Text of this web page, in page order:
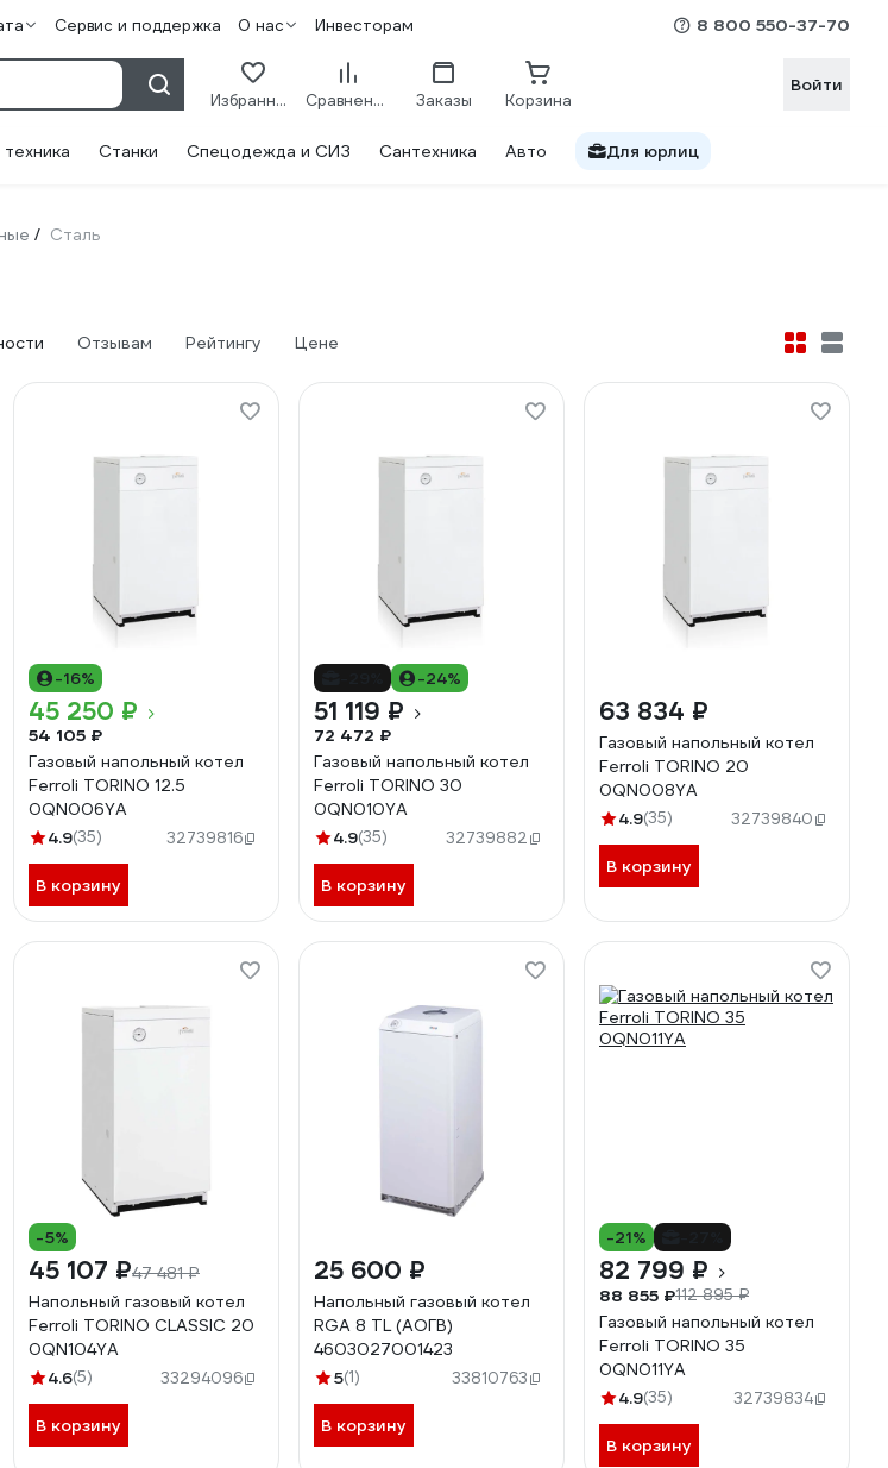
Сервис и поддержка О нас Инвесторам 8 800 550-37-70
Избранное Сравнение Заказы Корзина
Войти
Станки Спецодежда и СИЗ Сантехника Авто Для юрлиц
/ Сталь
Отзывам Рейтингу Цене
-16%
45 250 ₽
54 105 ₽
Газовый напольный котел
Ferroli TORINO 12.5
0QN006YA
4.9(35) 32739816
В корзину
-24%
51 119 ₽
72 472 ₽
Газовый напольный котел
Ferroli TORINO 30
0QN010YA
4.9(35) 32739882
В корзину
63 834 ₽
Газовый напольный котел
Ferroli TORINO 20
0QN008YA
4.9(35) 32739840
В корзину
-5%
45 107 ₽47 481 ₽
Напольный газовый котел
Ferroli TORINO CLASSIC 20
0QN104YA
4.6(5) 33294096
В корзину
25 600 ₽
Напольный газовый котел
RGA 8 TL (АОГВ)
4603027001423
5(1) 33810763
В корзину
-21%
82 799 ₽
88 855 ₽112 895 ₽
Газовый напольный котел
Ferroli TORINO 35
0QN011YA
4.9(35) 32739834
В корзину